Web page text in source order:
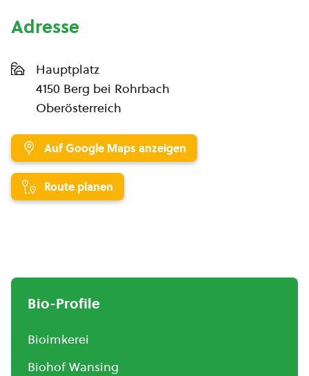
Adresse
Hauptplatz
4150 Berg bei Rohrbach
Oberösterreich
Auf Google Maps anzeigen
Route planen
Bio-Profile
Bioimkerei
Biohof Wansing